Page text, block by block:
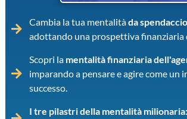
Cambia la tua mentalitàda
adottando una prospettiva finanziaria
Scopri la mentalità finanziaria
imparando a pensare e agire come un
successo.
I tre pilastri della mentalità milionaria: